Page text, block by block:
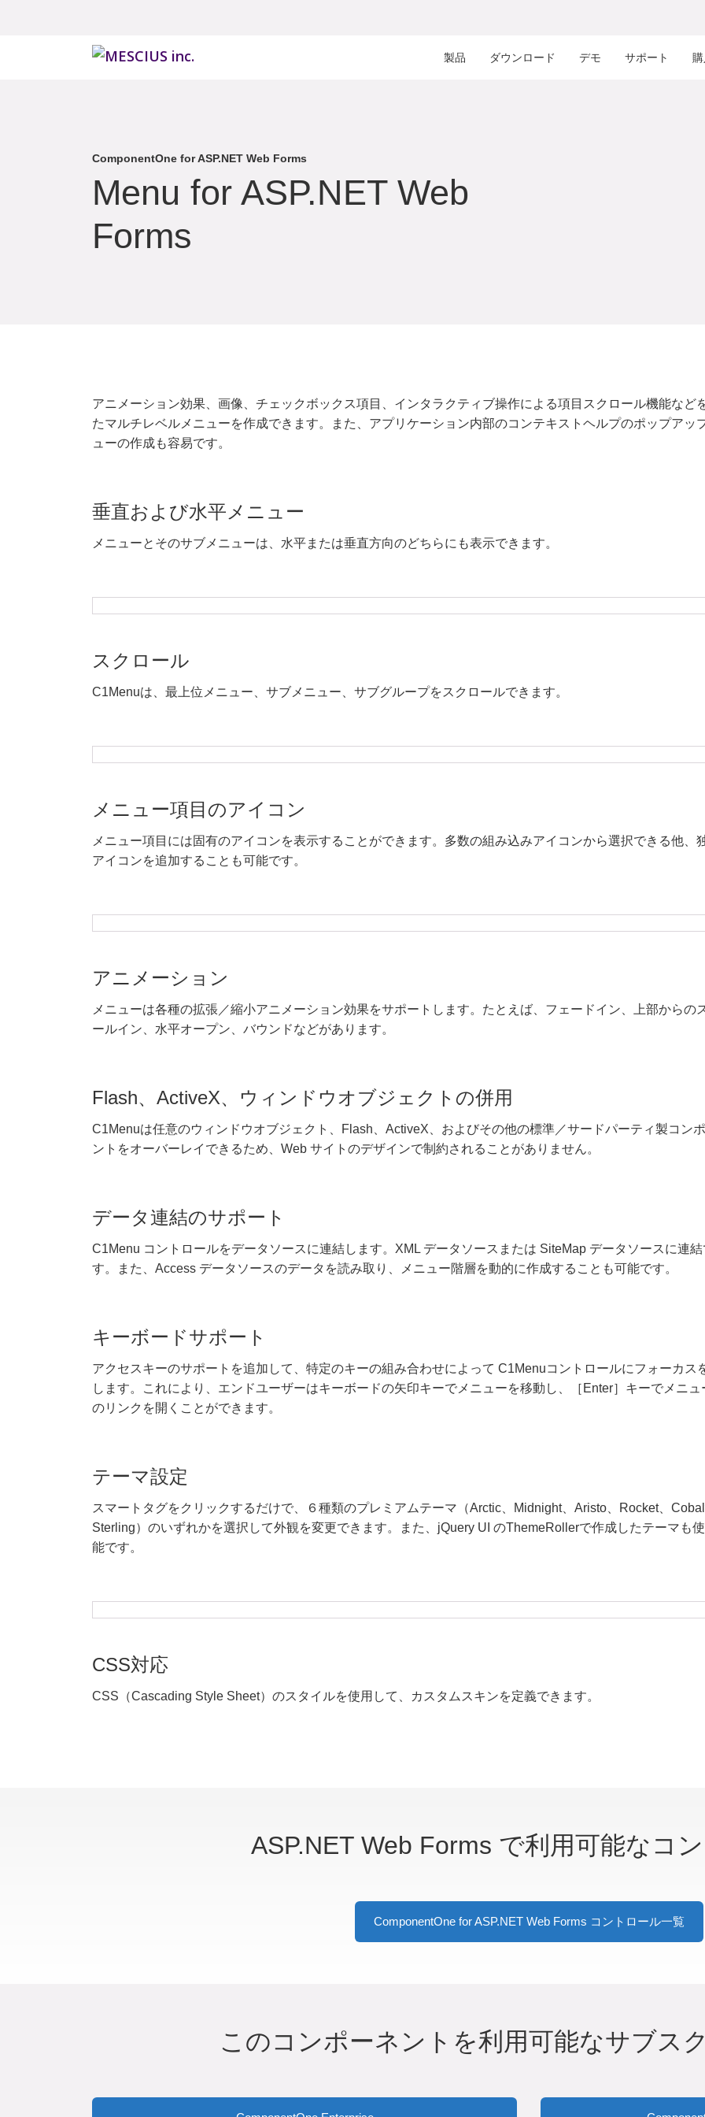
製品 ダウンロード デモ サポート
ComponentOne for ASP.NET Web Forms
Menu for ASP.NET Web
Forms
アニメーション効果、画像、チェックボックス項目、インタラクティブ操作による項目スクロール機能など
たマルチレベルメニューを作成できます。また、アプリケーション内部のコンテキストヘルプのポップアッ
ューの作成も容易です。
垂直および水平メニュー
メニューとそのサブメニューは、水平または垂直方向のどちらにも表示できます。
スクロール
C1Menuは、最上位メニュー、サブメニュー、サブグループをスクロールできます。
メニュー項目のアイコン
メニュー項目には固有のアイコンを表示することができます。多数の組み込みアイコンから選択できる他、
アイコンを追加することも可能です。
アニメーション
メニューは各種の拡張／縮小アニメーション効果をサポートします。たとえば、フェードイン、上部からの
ールイン、水平オープン、バウンドなどがあります。
Flash、ActiveX、ウィンドウオブジェクトの併用
C1Menuは任意のウィンドウオブジェクト、Flash、ActiveX、およびその他の標準／サードパーティ製コン
ントをオーバーレイできるため、Web サイトのデザインで制約されることがありません。
データ連結のサポート
C1Menu コントロールをデータソースに連結します。XML データソースまたは SiteMap データソースに連結
す。また、Access データソースのデータを読み取り、メニュー階層を動的に作成することも可能です。
キーボードサポート
アクセスキーのサポートを追加して、特定のキーの組み合わせによって C1Menuコントロールにフォーカス
します。これにより、エンドユーザーはキーボードの矢印キーでメニューを移動し、［Enter］キーでメニュ
のリンクを開くことができます。
テーマ設定
スマートタグをクリックするだけで、６種類のプレミアムテーマ（Arctic、Midnight、Aristo、Rocket、Cobalt
Sterling）のいずれかを選択して外観を変更できます。また、jQuery UI のThemeRollerで作成したテーマも
能です。
CSS対応
CSS（Cascading Style Sheet）のスタイルを使用して、カスタムスキンを定義できます。
ASP.NET Web Forms で利用可能なコ
ComponentOne for ASP.NET Web Forms コントロール一覧
このコンポーネントを利用可能なサブス